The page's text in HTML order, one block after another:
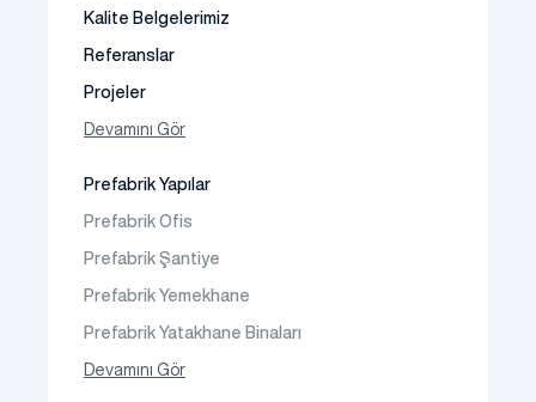
Kalite Belgelerimiz
Referanslar
Projeler
Fotoğraf Galeri
Devamını Gör
Prefabrik Yapılar
Prefabrik Ofis
Prefabrik Şantiye
Prefabrik Yemekhane
Prefabrik Yatakhane Binaları
Prefabrik Dükkan
Devamını Gör